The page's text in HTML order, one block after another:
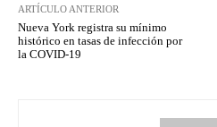
ARTÍCULO ANTERIOR
Nueva York registra su mínimo
histórico en tasas de infección por
la COVID-19